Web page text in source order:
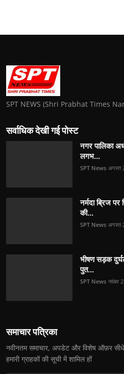
SPT NEWS (Shri Prabhat Times
सर्वाधिक देखी गई पोस्ट
नगर पालिका
लगभ...
SPT News अगस्त
नर्मदा ब्रिज
की...
SPT News अगस्त
भीषण सड़क
पुत...
SPT News नवंबर
समाचार पत्रिका
नवीनतम समाचार, अपडेट और विशेष ऑफ़र
हमारी ग्राहकों की सूची में शामिल हों